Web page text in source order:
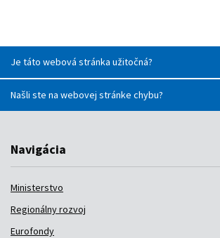
Je táto webová stránka užitočná?
Našli ste na webovej stránke chybu?
Navigácia
Ministerstvo
Regionálny rozvoj
Eurofondy